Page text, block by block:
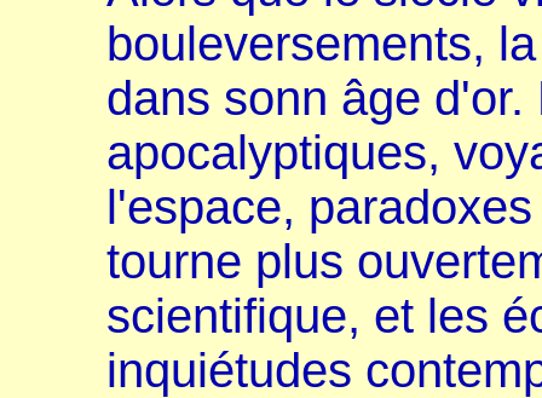
bouleversements,
dans sonn âge
apocalyptiques,
l'espace,
tourne plus
scientifique, et les
inquiétudes